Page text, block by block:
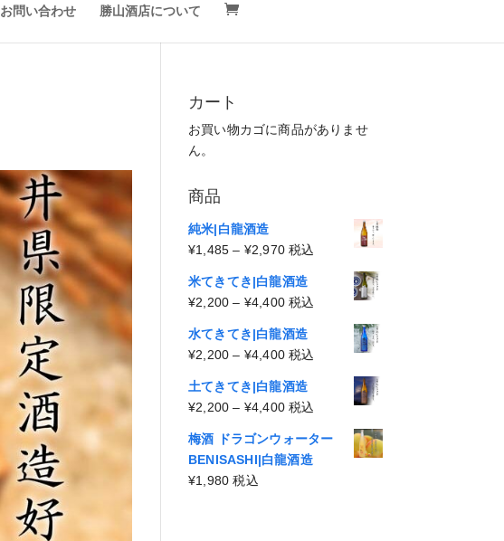
お問い合わせ 勝山酒店について
カート
お買い物カゴに商品がありませ
ん。
商品
純米|白龍酒造
¥1,485 – ¥2,970価
帯:
¥1,485
–
¥2,970
税込
米てきてき|白龍酒造
¥2,200 – ¥4,400価
帯:
¥2,200
–
¥4,400
税込
水てきてき|白龍酒造
¥2,200 – ¥4,400価
帯:
¥2,200
–
¥4,400
税込
土てきてき|白龍酒造
¥2,200 – ¥4,400価
帯:
¥2,200
税込
梅酒 ドラゴンウォーター
BENISASHI|白龍酒造
¥1,980 税込